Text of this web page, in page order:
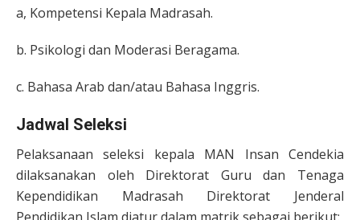
a, Kompetensi Kepala Madrasah.
b. Psikologi dan Moderasi Beragama.
c. Bahasa Arab dan/atau Bahasa Inggris.
Jadwal Seleksi
Pelaksanaan seleksi kepala MAN Insan Cendekia
dilaksanakan oleh Direktorat Guru dan Tenaga
Kependidikan Madrasah Direktorat Jenderal